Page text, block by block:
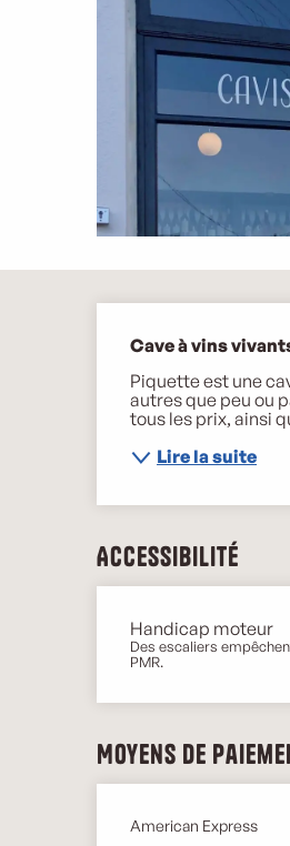
Cave à vins
Piquette est une
autres que peu ou
tous les prix, ainsi
Lire la suite
Accessibilité
Handicap moteur
Des escaliers
PMR.
Moyens de
American Express